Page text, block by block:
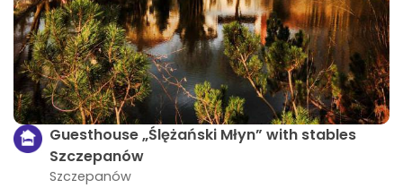
Guesthouse „Ślężański Młyn” with stables
Szczepanów
Szczepanów